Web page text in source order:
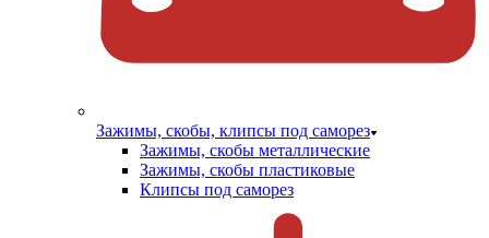
Зажимы, скобы, клипсы под саморез
Зажимы, скобы металлические
Зажимы, скобы пластиковые
Клипсы под саморез